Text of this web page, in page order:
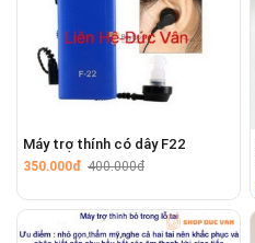
Máy trợ thính có dây F22
350.000đ 400.000đ